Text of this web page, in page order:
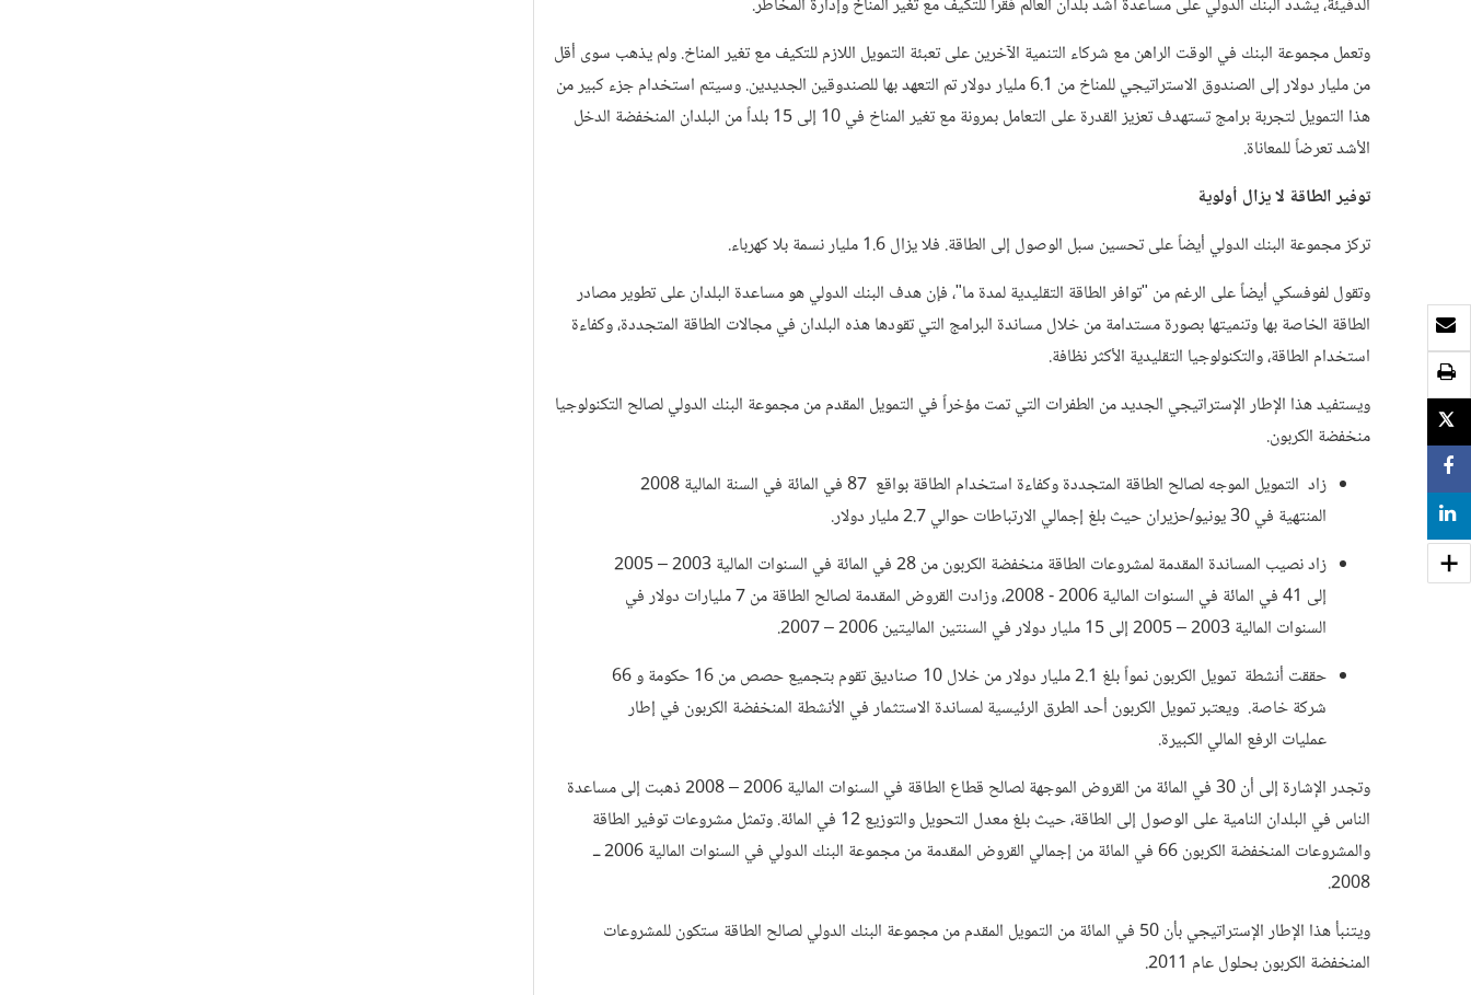
وتعمل مجموعة البنك في الوقت الراهن مع شركاء التنمية الآخرين على تعبئة التمويل اللازم للتكيف مع تغير المناخ. ولم يذهب سوى أقل
من مليار دولار إلى الصندوق الاستراتيجي للمناخ من 6.1 مليار دولار تم التعهد بها للصندوقين الجديدين. وسيتم استخدام جزء كبير من
هذا التمويل لتجربة برامج تستهدف تعزيز القدرة على التعامل بمرونة مع تغير المناخ في 10 إلى 15 بلداً من البلدان المنخفضة الدخل
الأشد تعرضاً للمعاناة.
توفير الطاقة لا يزال أولوية
تركز مجموعة البنك الدولي أيضاً على تحسين سبل الوصول إلى الطاقة. فلا يزال 1.6 مليار نسمة بلا كهرباء.
وتقول لفوفسكي أيضاً على الرغم من "توافر الطاقة التقليدية لمدة ما"، فإن هدف البنك الدولي هو مساعدة البلدان على تطوير مصادر
الطاقة الخاصة بها وتنميتها بصورة مستدامة من خلال مساندة البرامج التي تقودها هذه البلدان في مجالات الطاقة المتجددة، وكفاءة
استخدام الطاقة، والتكنولوجيا التقليدية الأكثر نظافة.
ويستفيد هذا الإطار الإستراتيجي الجديد من الطفرات التي تمت مؤخراً في التمويل المقدم من مجموعة البنك الدولي لصالح التكنولوجيا
منخفضة الكربون.
زاد التمويل الموجه لصالح الطاقة المتجددة وكفاءة استخدام الطاقة بواقع 87 في المائة في السنة المالية 2008
المنتهية في 30 يونيو/حزيران حيث بلغ إجمالي الارتباطات حوالي 2.7 مليار دولار.
زاد نصيب المساندة المقدمة لمشروعات الطاقة منخفضة الكربون من 28 في المائة في السنوات المالية 2003 – 2005
إلى 41 في المائة في السنوات المالية 2006 - 2008، وزادت القروض المقدمة لصالح الطاقة من 7 مليارات دولار في
السنوات المالية 2003 – 2005 إلى 15 مليار دولار في السنتين الماليتين 2006 – 2007.
حققت أنشطة تمويل الكربون نمواً بلغ 2.1 مليار دولار من خلال 10 صناديق تقوم بتجميع حصص من 16 حكومة و 66
شركة خاصة. ويعتبر تمويل الكربون أحد الطرق الرئيسية لمساندة الاستثمار في الأنشطة المنخفضة الكربون في إطار
عمليات الرفع المالي الكبيرة.
وتجدر الإشارة إلى أن 30 في المائة من القروض الموجهة لصالح قطاع الطاقة في السنوات المالية 2006 – 2008 ذهبت إلى مساعدة
الناس في البلدان النامية على الوصول إلى الطاقة، حيث بلغ معدل التحويل والتوزيع 12 في المائة. وتمثل مشروعات توفير الطاقة
والمشروعات المنخفضة الكربون 66 في المائة من إجمالي القروض المقدمة من مجموعة البنك الدولي في السنوات المالية 2006 ــ
2008.
ويتنبأ هذا الإطار الإستراتيجي بأن 50 في المائة من التمويل المقدم من مجموعة البنك الدولي لصالح الطاقة ستكون للمشروعات
المنخفضة الكربون بحلول عام 2011.